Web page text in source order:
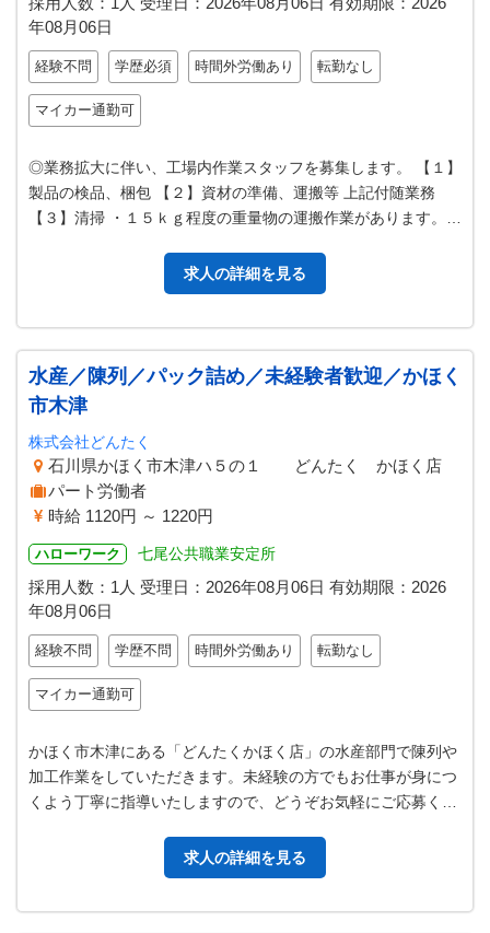
年08月06日
経験不問 学歴必須 時間外労働あり 転勤なし
マイカー通勤可
◎業務拡大に伴い、工場内作業スタッフを募集します。 【１】
製品の検品、梱包 【２】資材の準備、運搬等 上記付随業務
【３】清掃 ・１５ｋｇ程度の重量物の運搬作業があります。
求人の詳細を見る
水産／陳列／パック詰め／未経験者歓迎／かほく
市木津
株式会社どんたく
石川県かほく市木津ハ５の１ どんたく かほく店
パート労働者
時給 1120円 ～ 1220円
ハローワーク 七尾公共職業安定所
採用人数：1人 受理日： 2026年08月06日 有効期限： 2026
年08月06日
経験不問 学歴不問 時間外労働あり 転勤なし
マイカー通勤可
かほく市木津にある「どんたくかほく店」の水産部門で陳列や
加工作業をしていただきます。未経験の方でもお仕事が身につ
くよう丁寧に指導いたしますので、どうぞお気軽にご応募くだ
求人の詳細を見る